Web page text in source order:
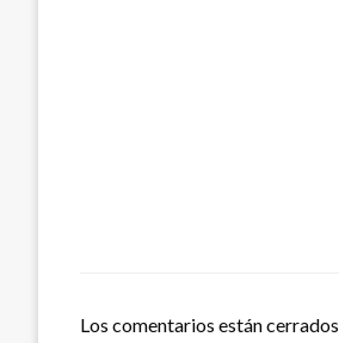
Los comentarios están cerrados.